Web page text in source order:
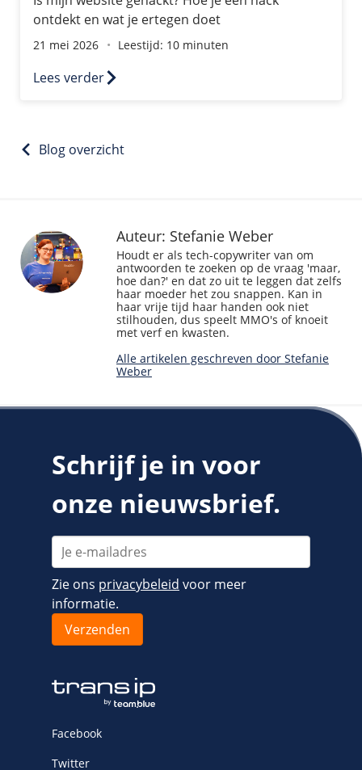
ontdekt en wat je ertegen doet
21 mei 2026 Leestijd: 10 minuten
Lees verder
Blog overzicht
Auteur: Stefanie Weber
Houdt er als tech-copywriter van om
antwoorden te zoeken op de vraag 'maar,
hoe dan?' en dat zo uit te leggen dat zelfs
haar moeder het zou snappen. Kan in
haar vrije tijd haar handen ook niet
stilhouden, dus speelt MMO's of knoeit
met verf en kwasten.
Alle artikelen geschreven door Stefanie
Weber
Schrijf je in voor
onze nieuwsbrief.
Zie ons privacybeleid voor meer
informatie.
Facebook
Twitter